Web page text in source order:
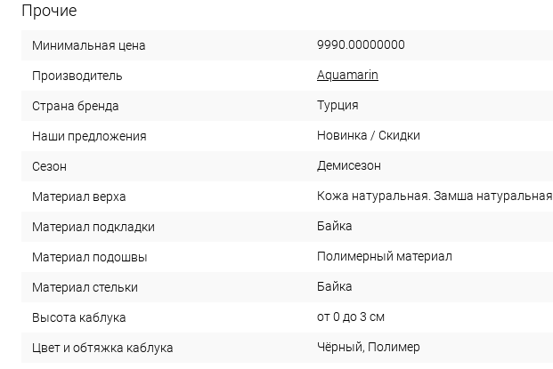
Прочие
Минимальная цена 9990.00000000
Производитель Aquamarin
Страна бренда Турция
Наши предложения Новинка / Скидки
Сезон Демисезон
Материал верха Кожа натуральная. Замша натуральная
Материал подкладки Байка
Материал подошвы Полимерный материал
Материал стельки Байка
Высота каблука от 0 до 3 см
Цвет и обтяжка каблука Чёрный, Полимер